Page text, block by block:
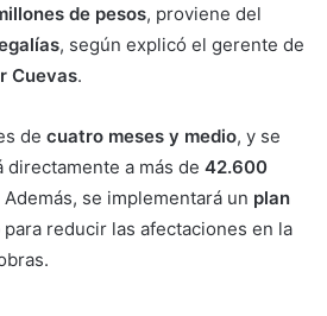
de pesos, proviene del
, según explicó el gerente de
Cuevas.
de cuatro meses y medio, y se
a más de 42.600
se implementará un plan
para reducir las afectaciones en la